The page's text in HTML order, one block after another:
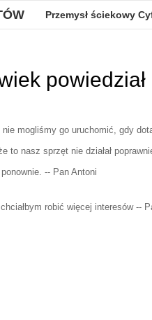
Przemysł ściekowy
powiedział
mogliśmy go uruchomić, gdy
to nasz sprzęt nie działał
-- Pan Antoni
robić więcej interesów --